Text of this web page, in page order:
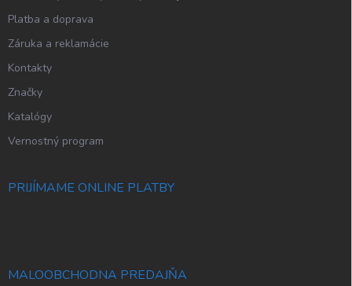
Platba a doprava
Záruka a reklamácie
Kontakty
Značky
Katalógy
Vernostný program
PRIJÍMAME ONLINE PLATBY
MALOOBCHODNA PREDAJŇA